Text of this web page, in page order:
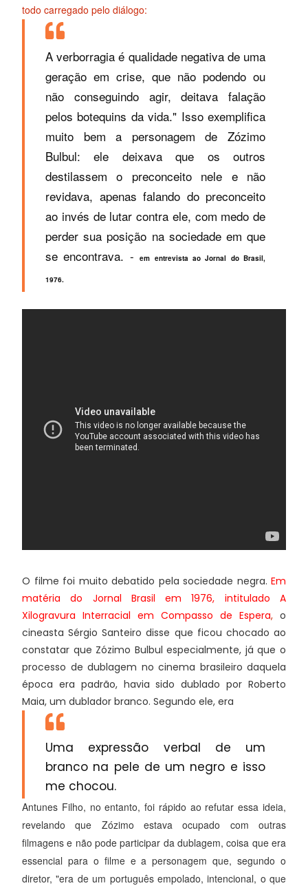
todo carregado pelo diálogo:
A verborragia é qualidade negativa de uma
geração em crise, que não podendo ou
não conseguindo agir, deitava falação
pelos botequins da vida." Isso exemplifica
muito bem a personagem de Zózimo
Bulbul: ele deixava que os outros
destilassem o preconceito nele e não
revidava, apenas falando do preconceito
ao invés de lutar contra ele, com medo de
perder sua posição na sociedade em que
se encontrava. -em entrevista ao Jornal do Brasil,
1976.
O filme foi muito debatido pela sociedade negra. Em
matéria do Jornal Brasil em 1976, intitulado A
Xilogravura Interracial em Compasso de Espera, o
cineasta Sérgio Santeiro disse que ficou chocado ao
constatar que Zózimo Bulbul especialmente, já que o
processo de dublagem no cinema brasileiro daquela
época era padrão, havia sido dublado por Roberto
Maia, um dublador branco. Segundo ele, era
Uma expressão verbal de um
branco na pele de um negro e isso
me chocou.
Antunes Filho, no entanto, foi rápido ao refutar essa ideia,
revelando que Zózimo estava ocupado com outras
filmagens e não pode participar da dublagem, coisa que era
essencial para o filme e a personagem que, segundo o
diretor, "era de um português empolado, intencional, o que